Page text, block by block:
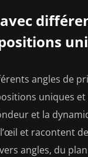
angles de
uniques
et la
et racontent
angles, du